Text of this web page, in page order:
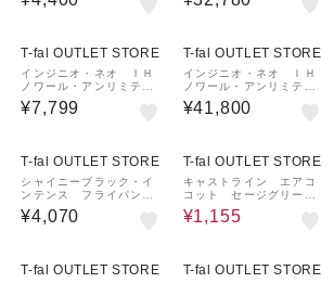
機能付き）＋インジニ
T-fal OUTLET STORE
インジニオ・ネオ ＩＨ
ノワール・アンリミテッ
ド ウォックパン２６㎝
¥7,799
T-fal OUTLET STORE
インジニオ・ネオ ＩＨ
ノワール・アンリミテッ
ド セット１３
¥41,800
T-fal OUTLET STORE
シャイニーブラック・イ
ンテンス フライパン
２６ｃｍ
¥4,070
T-fal OUTLET STORE
キャストライン エアコ
コット セージグリー
ン ミニココット１１ｃ
ｍ
¥1,155
T-fal OUTLET STORE T-fal OUTLET STORE